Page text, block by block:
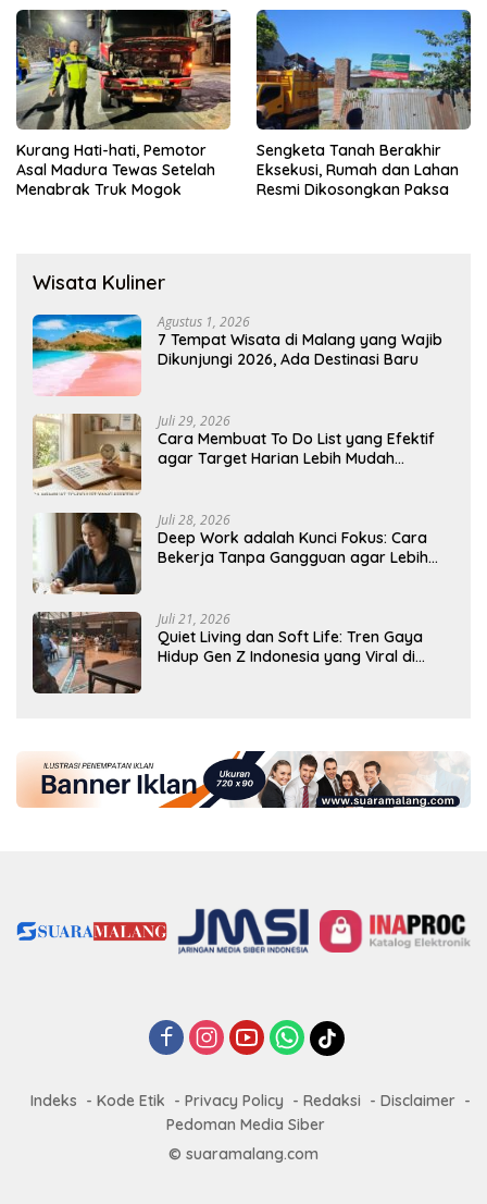
Gratis
Kurang Hati-hati, Pemotor
Asal Madura Tewas Setelah
Menabrak Truk Mogok
Sengketa Tanah Berakhir
Eksekusi, Rumah dan Lahan
Resmi Dikosongkan Paksa
Wisata Kuliner
Agustus 1, 2026
7 Tempat Wisata di Malang yang Wajib
Dikunjungi 2026, Ada Destinasi Baru
Juli 29, 2026
Cara Membuat To Do List yang Efektif
agar Target Harian Lebih Mudah
Juli 28, 2026
Deep Work adalah Kunci Fokus: Cara
Bekerja Tanpa Gangguan agar Lebih
Juli 21, 2026
Quiet Living dan Soft Life: Tren Gaya
Hidup Gen Z Indonesia yang Viral di
Indeks Kode Etik Privacy Policy Redaksi
Disclaimer
Pedoman Media Siber
© suaramalang.com